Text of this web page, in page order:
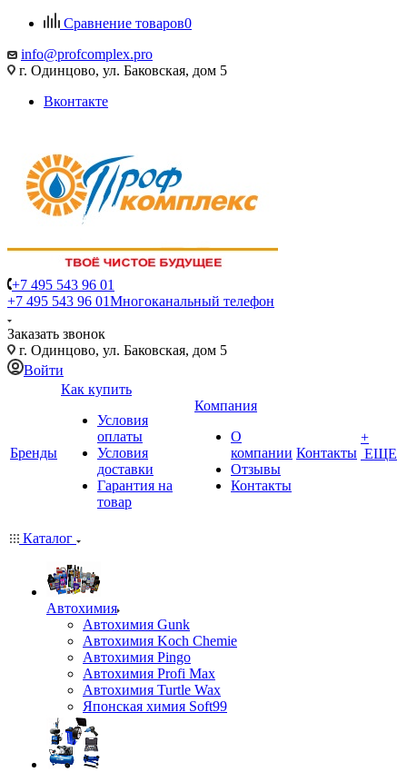
Сравнение товаров0
info@profcomplex.pro
г. Одинцово, ул. Баковская, дом 5
Вконтакте
+7 495 543 96 01
+7 495 543 96 01Многоканальный телефон
Заказать звонок
г. Одинцово, ул. Баковская, дом 5
Войти
Бренды
Как купить
Условия
оплаты
Условия
доставки
Гарантия на
товар
Компания
О
компании
Отзывы
Контакты
Контакты
+
ЕЩЕ
Каталог
Автохимия
Автохимия Gunk
Автохимия Koch Chemie
Автохимия Pingo
Автохимия Profi Max
Автохимия Turtle Wax
Японская химия Soft99